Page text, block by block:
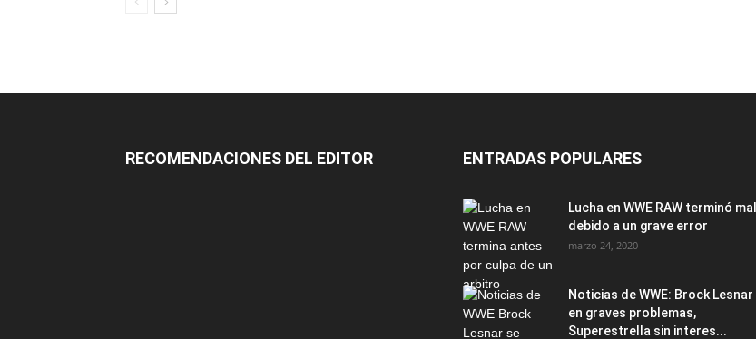
RECOMENDACIONES DEL EDITOR ENTRADAS POPULARES
Lucha en WWE RAW terminó mal
debido a un grave error
marzo 24, 2020
Noticias de WWE: Brock Lesnar
en graves problemas,
Superestrella sin interes...